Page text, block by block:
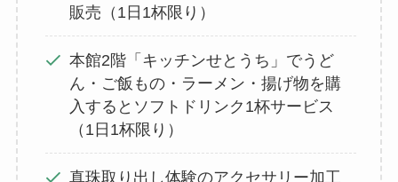
販売（1日1杯限り）
本館2階「キッチンせとうち」でうど
ん・ご飯もの・ラーメン・揚げ物を購
入するとソフトドリンク1杯サービス
（1日1杯限り）
真珠取り出し体験のアクセサリー加工